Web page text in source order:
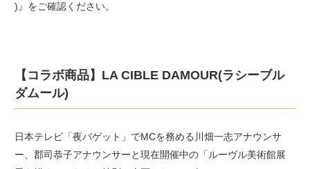
)』をご確認ください。
【コラボ商品】LA CIBLE DAMOUR(ラシーブル
ダムール)
日本テレビ「夜バゲット」でMCを務める川畑一志アナウンサ
ー、郡司恭子アナウンサーと現在開催中の「ルーヴル美術館展